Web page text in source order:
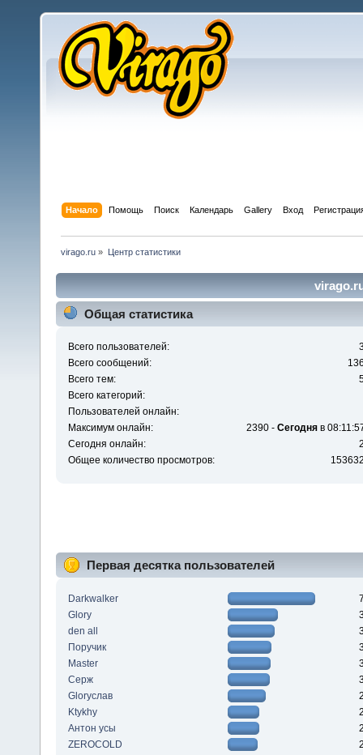
Начало Помощь Поиск Календарь Gallery Вход
virago.ru » Центр статистики
Общая статистика
Всего пользователей:
Всего сообщений:
Всего тем:
Всего категорий:
Пользователей онлайн:
Максимум онлайн:
2390 - Сегодняв
Сегодня онлайн:
Общее количество просмотров:
Первая десятка пользователей
Darkwalker
Glory
den all
Поручик
Master
Серж
Gloryслав
Ktykhy
Антон усы
ZEROCOLD